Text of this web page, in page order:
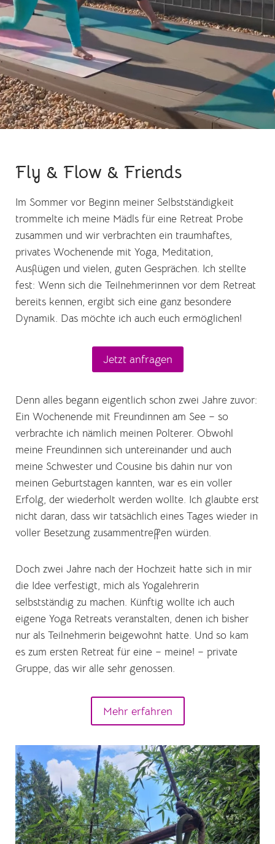
Fly & Flow & Friends
Im Sommer vor Beginn meiner Selbstständigkeit
trommelte ich meine Mädls für eine Retreat Probe
zusammen und wir verbrachten ein traumhaftes,
privates Wochenende mit Yoga, Meditation,
Ausflügen und vielen, guten Gesprächen. Ich stellte
fest: Wenn sich die Teilnehmerinnen vor dem Retreat
bereits kennen, ergibt sich eine ganz besondere
Dynamik. Das möchte ich auch euch ermöglichen!
Jetzt anfragen
Denn alles begann eigentlich schon zwei Jahre zuvor:
Ein Wochenende mit Freundinnen am See – so
verbrachte ich nämlich meinen Polterer. Obwohl
meine Freundinnen sich untereinander und auch
meine Schwester und Cousine bis dahin nur von
meinen Geburtstagen kannten, war es ein voller
Erfolg, der wiederholt werden wollte. Ich glaubte erst
nicht daran, dass wir tatsächlich eines Tages wieder in
voller Besetzung zusammentreffen würden.
Doch zwei Jahre nach der Hochzeit hatte sich in mir
die Idee verfestigt, mich als Yogalehrerin
selbstständig zu machen. Künftig wollte ich auch
eigene Yoga Retreats veranstalten, denen ich bisher
nur als Teilnehmerin beigewohnt hatte. Und so kam
es zum ersten Retreat für eine – meine! – private
Gruppe, das wir alle sehr genossen.
Mehr erfahren